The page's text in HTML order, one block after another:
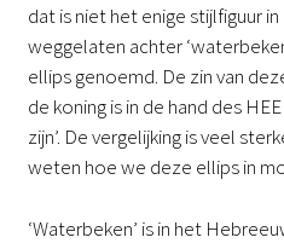
dat is niet het enige stijlfiguur
weggelaten achter
ellips genoemd. De zin van
de koning is in de hand des
zijn’. De vergelijking is veel
weten hoe we deze ellips in
‘Waterbeken’ is in het